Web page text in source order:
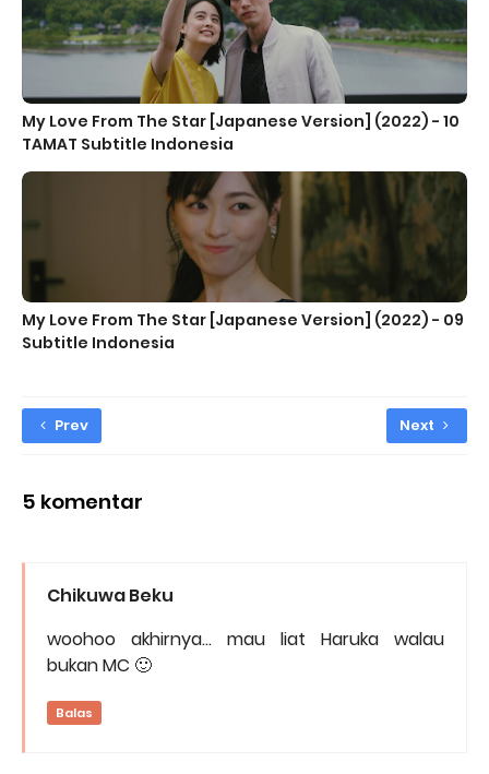
My Love From The Star [Japanese Version] (2022) - 10
TAMAT Subtitle Indonesia
My Love From The Star [Japanese Version] (2022) - 09
Subtitle Indonesia
Prev Next
5 komentar
Chikuwa Beku
woohoo akhirnya... mau liat Haruka walau
bukan MC 🙂
Balas